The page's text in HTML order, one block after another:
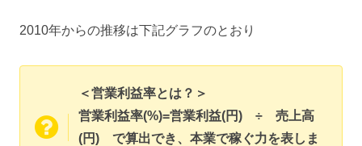
2010年からの推移は下記グラフのとおり
＜営業利益率とは？＞
営業利益率(%)=営業利益(円) ÷ 売上高
(円) で算出でき、本業で稼ぐ力を表しま